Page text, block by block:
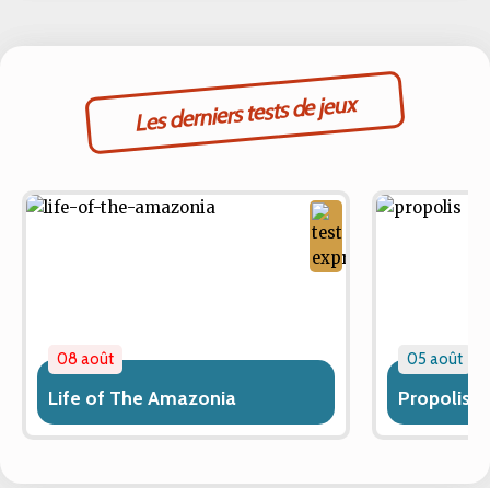
Les derniers tests de jeux
08 août
Life of The Amazonia
05 août
Propolis